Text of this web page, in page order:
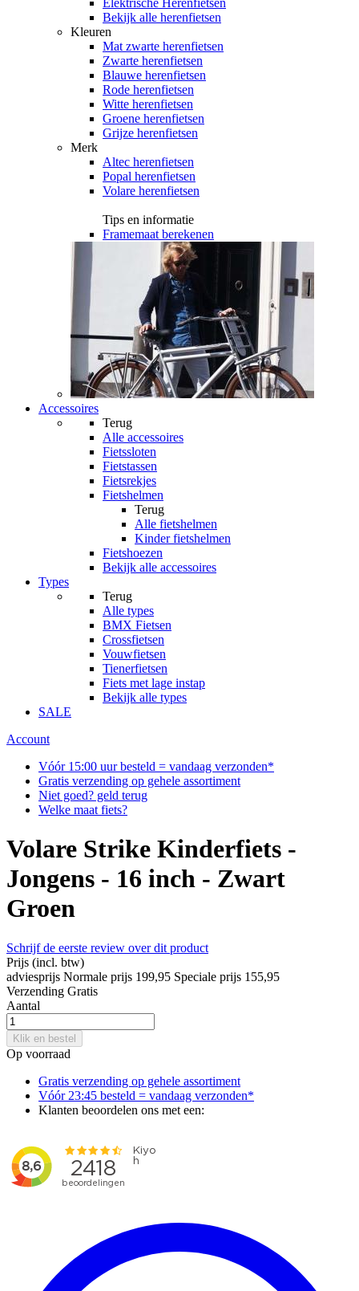
Elektrische Herenfietsen
Bekijk alle herenfietsen
Kleuren
Mat zwarte herenfietsen
Zwarte herenfietsen
Blauwe herenfietsen
Rode herenfietsen
Witte herenfietsen
Groene herenfietsen
Grijze herenfietsen
Merk
Altec herenfietsen
Popal herenfietsen
Volare herenfietsen
Tips en informatie
Framemaat berekenen
Accessoires
Terug
Alle accessoires
Fietssloten
Fietstassen
Fietsrekjes
Fietshelmen
Terug
Alle fietshelmen
Kinder fietshelmen
Fietshoezen
Bekijk alle accessoires
Types
Terug
Alle types
BMX Fietsen
Crossfietsen
Vouwfietsen
Tienerfietsen
Fiets met lage instap
Bekijk alle types
SALE
Account
Vóór 15:00 uur besteld = vandaag verzonden*
Gratis verzending op gehele assortiment
Niet goed? geld terug
Welke maat fiets?
Volare Strike Kinderfiets -
Jongens - 16 inch - Zwart
Groen
Schrijf de eerste review over dit product
Prijs (incl. btw)
adviesprijs Normale prijs 199,95 Speciale prijs 155,95
Verzending Gratis
Aantal
Klik en bestel
Op voorraad
Gratis verzending op gehele assortiment
Vóór 23:45 besteld = vandaag verzonden*
Klanten beoordelen ons met een: